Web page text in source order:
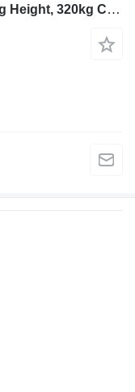
JLG 3246ES Electric, 11.7m Working Height, 320kg Capac